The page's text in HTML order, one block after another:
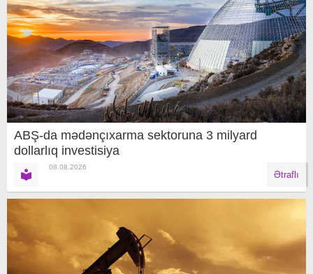
ABŞ-da mədənçıxarma sektoruna 3 milyard
dollarlıq investisiya
08.08.2026
Ətraflı